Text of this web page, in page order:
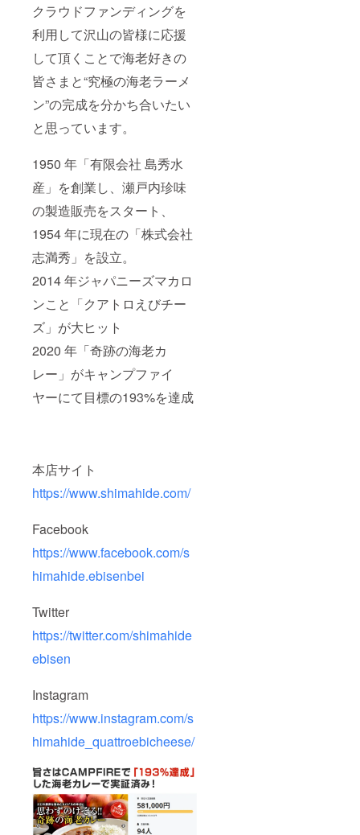
クラウドファンディングを
利用して沢山の皆様に応援
して頂くことで海老好きの
皆さまと“究極の海老ラーメ
ン”の完成を分かち合いたい
と思っています。
1950 年「有限会社 島秀水
産」を創業し、瀬戸内珍味
の製造販売をスタート、
1954 年に現在の「株式会社
志満秀」を設立。
2014 年ジャパニーズマカロ
ンこと「クアトロえびチー
ズ」が大ヒット
2020 年「奇跡の海老カ
レー」がキャンプファイ
ヤーにて目標の193%を達成
本店サイト
https://www.shimahide.com/
Facebook
https://www.facebook.com/s
himahide.ebisenbei
Twitter
https://twitter.com/shimahide
ebisen
Instagram
https://www.instagram.com/s
himahide_quattroebicheese/